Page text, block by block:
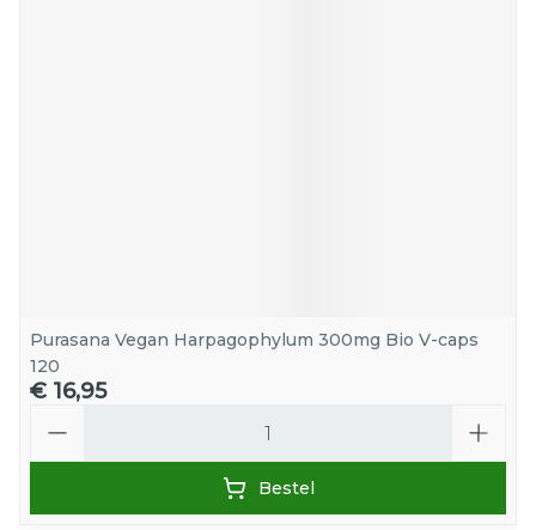
Purasana Vegan Harpagophylum 300mg Bio V-caps
120
€ 16,95
Bestel